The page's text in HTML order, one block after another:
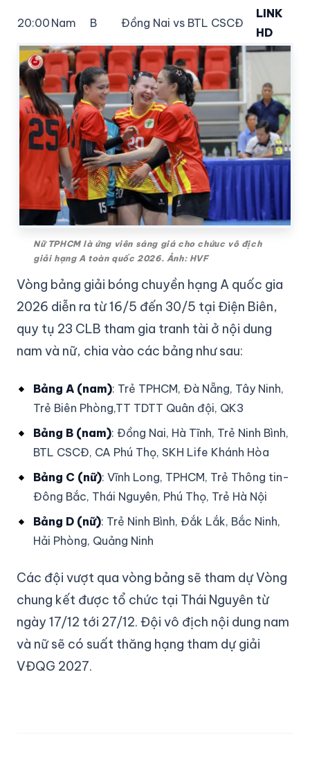
20:00 Nam B Đồng Nai vs BTL CSCĐ
LINK
HD
Nữ TPHCM là ứng viên sáng giá cho chứuc vô địch
giải hạng A toàn quốc 2026. Ảnh: HVF
Vòng bảng giải bóng chuyền hạng A quốc gia
2026 diễn ra từ 16/5 đến 30/5 tại Điện Biên,
quy tụ 23 CLB tham gia tranh tài ở nội dung
nam và nữ, chia vào các bảng như sau:
Bảng A (nam): Trẻ TPHCM, Đà Nẵng, Tây Ninh,
Trẻ Biên Phòng,TT TDTT Quân đội, QK3
Bảng B (nam): Đồng Nai, Hà Tĩnh, Trẻ Ninh Bình,
BTL CSCĐ, CA Phú Thọ, SKH Life Khánh Hòa
Bảng C (nữ): Vĩnh Long, TPHCM, Trẻ Thông tin-
Đông Bắc, Thái Nguyên, Phú Thọ, Trẻ Hà Nội
Bảng D (nữ): Trẻ Ninh Bình, Đắk Lắk, Bắc Ninh,
Hải Phòng, Quảng Ninh
Các đội vượt qua vòng bảng sẽ tham dự Vòng
chung kết được tổ chức tại Thái Nguyên từ
ngày 17/12 tới 27/12. Đội vô địch nội dung nam
và nữ sẽ có suất thăng hạng tham dự giải
VĐQG 2027.